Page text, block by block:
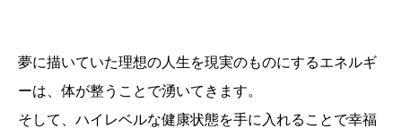
夢に描いていた理想の人生を現実のものにするエネルギ
ーは、体が整うことで湧いてきます。
そして、ハイレベルな健康状態を手に入れることで幸福